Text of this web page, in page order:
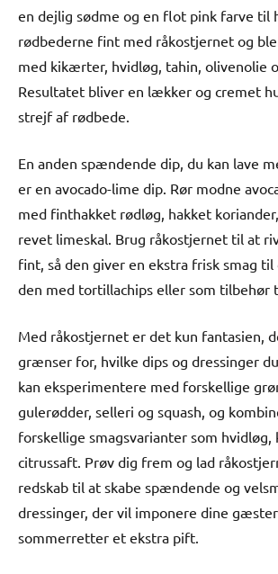
en dejlig sødme og en flot pink farve til
rødbederne fint med råkostjernet og
med kikærter, hvidløg, tahin, olivenolie
Resultatet bliver en lækker og cremet
strejf af rødbede.
En anden spændende dip, du kan lave
er en avocado-lime dip. Rør modne
med finthakket rødløg, hakket
revet limeskal. Brug råkostjernet til at
fint, så den giver en ekstra frisk smag til
den med tortillachips eller som tilbehør
Med råkostjernet er det kun fantasien,
grænser for, hvilke dips og dressinger
kan eksperimentere med forskellige
gulerødder, selleri og squash, og
forskellige smagsvarianter som
citrussaft. Prøv dig frem og lad
redskab til at skabe spændende og
dressinger, der vil imponere dine
sommerretter et ekstra pift.